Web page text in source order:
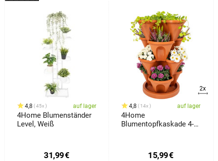
4,8 45x auf lager
4Home Blumenständer
Level, Weiß
31,99€
2x
4,8 14x auf lager
4Home
Blumentopfkaskade 4-
15,99€